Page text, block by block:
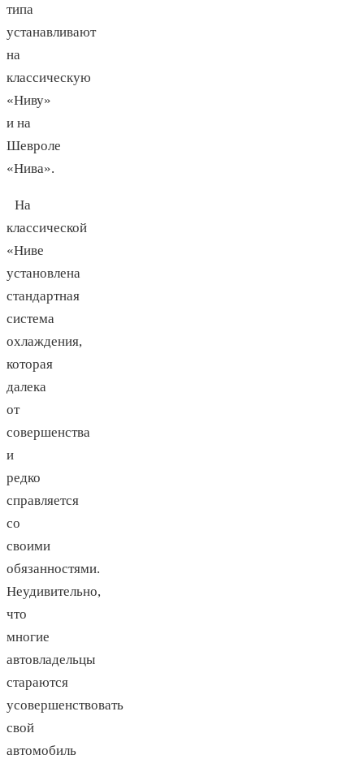
типа
устанавливают
на
классическую
«Ниву»
и на
Шевроле
«Нива».
На
классической
«Ниве
установлена
стандартная
система
охлаждения,
которая
далека
от
совершенства
и
редко
справляется
со
своими
обязанностями.
Неудивительно,
что
многие
автовладельцы
стараются
усовершенствовать
свой
автомобиль